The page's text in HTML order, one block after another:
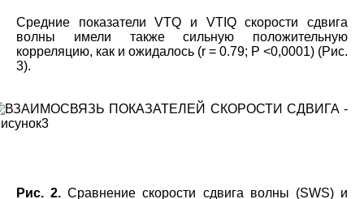
Средние показатели VTQ и VTIQ скорости сдвига
волны имели также сильную положительную
корреляцию, как и ожидалось (r = 0.79; Р <0,0001) (Рис.
3).
Рис. 2. Сравнение скорости сдвига волны (SWS) и